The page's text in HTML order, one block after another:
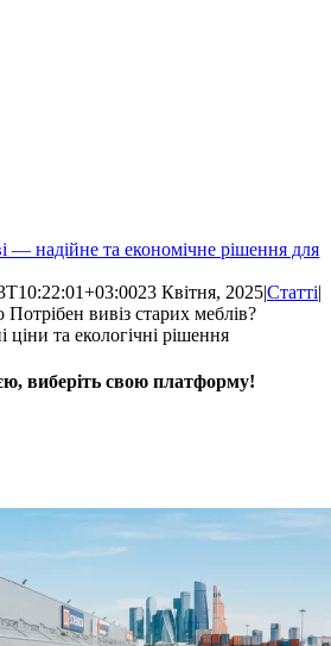
— надійне та економічне рішення для
23 Квітня, 2025|Статті|
Потрібен вивіз старих меблів?
ціни та екологічні рішення
виберіть свою платформу!